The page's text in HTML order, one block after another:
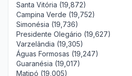
Santa Vitória (19,872)
Campina Verde (19,752)
Simonésia (19,736)
Presidente Olegário (19,627)
Varzelândia (19,305)
Águas Formosas (19,247)
Guaranésia (19,017)
Matipó (19,005)